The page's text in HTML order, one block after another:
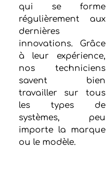
qui se forme
régulièrement aux
dernières
innovations. Grâce
à leur expérience,
nos techniciens
savent bien
travailler sur tous
les types de
systèmes, peu
importe la marque
ou le modèle.